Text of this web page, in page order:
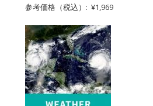
参考価格（税込）: ¥1,969